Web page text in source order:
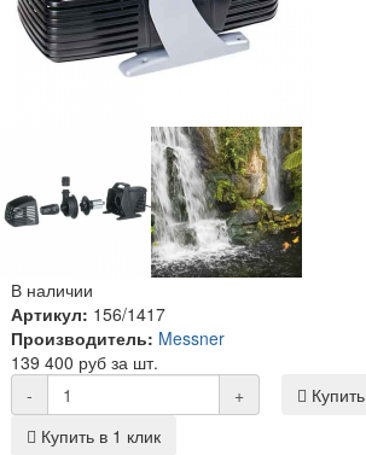
В наличии
Артикул: 156/1417
Производитель: Messner
139 400 руб за шт.
-
+
Купить
Купить в 1 клик